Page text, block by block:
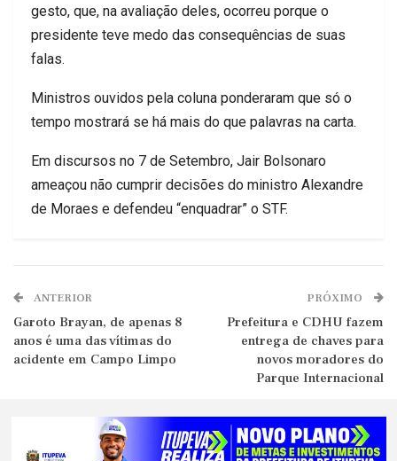
gesto, que, na avaliação deles, ocorreu porque o
presidente teve medo das consequências de suas
falas.
Ministros ouvidos pela coluna ponderaram que só o
tempo mostrará se há mais do que palavras na carta.
Em discursos no 7 de Setembro, Jair Bolsonaro
ameaçou não cumprir decisões do ministro Alexandre
de Moraes e defendeu “enquadrar” o STF.
ANTERIOR
Garoto Brayan, de apenas 8
anos é uma das vítimas do
acidente em Campo Limpo
PRÓXIMO
Prefeitura e CDHU fazem
entrega de chaves para
novos moradores do
Parque Internacional